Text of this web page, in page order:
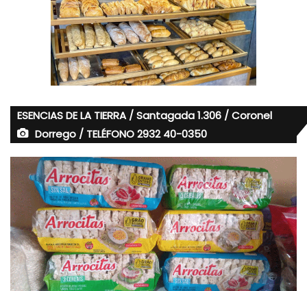
ESENCIAS DE LA TIERRA / Santagada 1.306 / Coronel
Dorrego / TELÉFONO 2932 40-0350